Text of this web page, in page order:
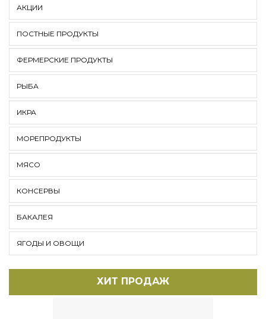
АКЦИИ
ПОСТНЫЕ ПРОДУКТЫ
ФЕРМЕРСКИЕ ПРОДУКТЫ
РЫБА
ИКРА
МОРЕПРОДУКТЫ
МЯСО
КОНСЕРВЫ
БАКАЛЕЯ
ЯГОДЫ И ОВОЩИ
ХИТ ПРОДАЖ